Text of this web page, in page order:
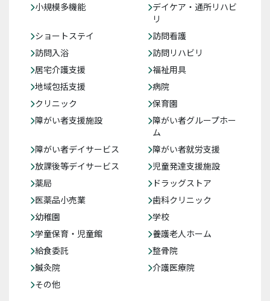
小規模多機能
デイケア・通所リハビ
リ
ショートステイ
訪問看護
訪問入浴
訪問リハビリ
居宅介護支援
福祉用具
地域包括支援
病院
クリニック
保育園
障がい者支援施設
障がい者グループホー
ム
障がい者デイサービス
障がい者就労支援
放課後等デイサービス
児童発達支援施設
薬局
ドラッグストア
医薬品小売業
歯科クリニック
幼稚園
学校
学童保育・児童館
養護老人ホーム
給食委託
整骨院
鍼灸院
介護医療院
その他